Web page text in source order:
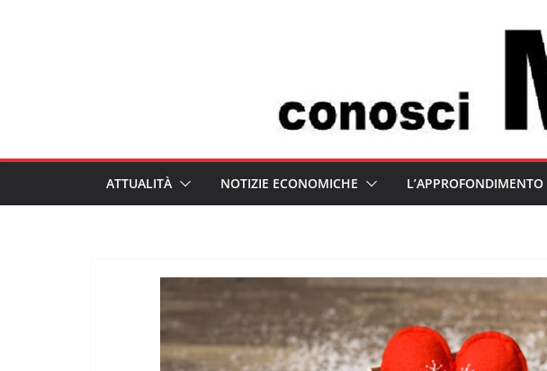
ATTUALITÀ NOTIZIE ECONOMICHE L’APPROFONDIMENTO